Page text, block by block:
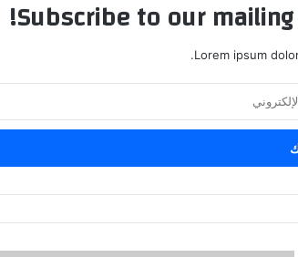
Subscribe to our
Lorem ipsum